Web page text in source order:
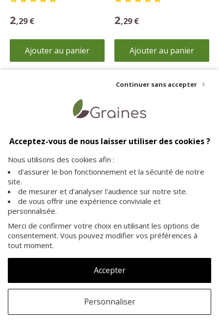
2,29 €
Ajouter au panier
2,29 €
Ajouter au panier
dès 35€ d'achat
vos achats en toute
sécurité sur notre site
à votre écoute pour plus
d'informations
A PROPOS
INFORMATIONS
Continuer sans accepter
Acceptez-vous de nous laisser utiliser des cookies ?
Nous utilisons des cookies afin :
d'assurer le bon fonctionnement et la sécurité de notre
site.
de mesurer et d'analyser l'audience sur notre site.
de vous offrir une expérience conviviale et
personnalisée.
Merci de confirmer votre choix en utilisant les options de
consentement. Vous pouvez modifier vos préférences à
tout moment.
Accepter
Personnaliser